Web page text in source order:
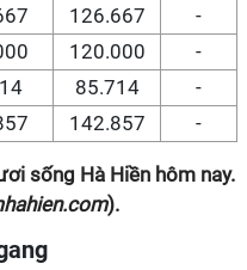
126.667
-
120.000
-
85.714
-
142.857 -
sống Hà Hiền hôm nay.
).